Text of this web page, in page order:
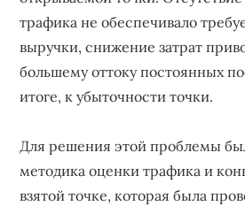
трафика не обеспечивало
выручки, снижение затрат
большему оттоку постоянных
итоге, к убыточности точки.
Для решения этой проблемы
методика оценки трафика и
взятой точке, которая была